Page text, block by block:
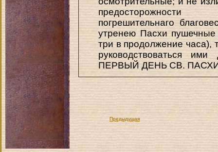
предосторожности
погрешительнаго
утренею Пасхи
три в продолжение часа),
руководствоваться
ПЕРВЫЙ ДЕНЬ СВ.
Предыдущая